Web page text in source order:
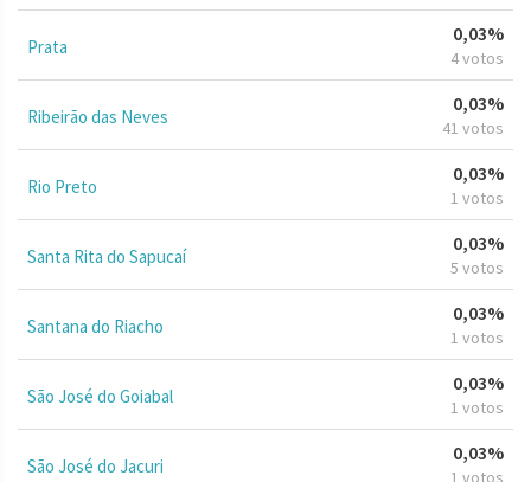
Prata
0,03%
4 votos
Ribeirão das Neves
0,03%
41 votos
Rio Preto
0,03%
1 votos
Santa Rita do Sapucaí
0,03%
5 votos
Santana do Riacho
0,03%
1 votos
São José do Goiabal
0,03%
1 votos
São José do Jacuri
0,03%
1 votos